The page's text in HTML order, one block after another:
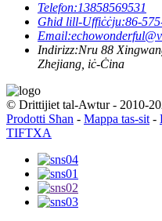
Telefon:13858569531
Għid lill-Uffiċċju:86-
Email:
Indirizz:Nru 88
Zhejiang, iċ-Ċina
© Drittijiet tal-Awtur - 2010-
Prodotti Sħan - Mappa tas-sit -
TIFTXA